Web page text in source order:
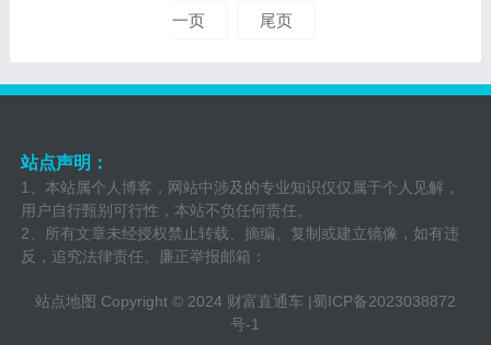
一页 尾页
站点声明：
1、本站属个人博客，网站中涉及的专业知识仅仅属于个人见解，
用户自行甄别可行性，本站不负任何责任。
2、所有文章未经授权禁止转载、摘编、复制或建立镜像，如有违
反，追究法律责任。廉正举报邮箱：
站点地图 Copyright © 2024 财富直通车 |蜀ICP备2023038872
号-1